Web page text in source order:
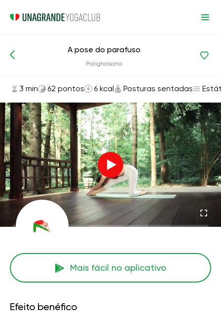
Asanas e exercícios Posturas sentadas
A pose do parafuso
Parighasana
3 min 62 pontos 6 kcal Posturas sentadas
Mais fácil no aplicativo
Efeito benéfico